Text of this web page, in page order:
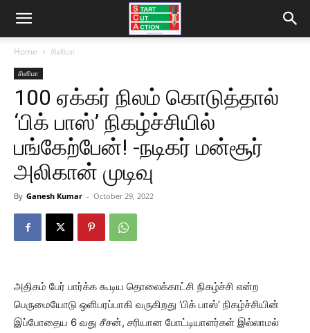
Home சினிமா
சினிமா
100 ஏக்கர் நிலம் கொடுத்தால்
‘பிக் பாஸ்’ நிகழ்ச்சியில்
பங்கேற்பேன்! -நடிகர் மன்சூர்
அலிகான் முடிவு
By Ganesh Kumar - October 29, 2022
அதிகம் பேர் பார்க்க கூடிய தொலைக்காட்சி நிகழ்ச்சி என்ற
பெருமையோடு ஒளிபரப்பாகி வருகிறது ‘பிக் பாஸ்’ நிகழ்ச்சியின்
இப்போதைய 6 வது சீசன், சரியான போட்டியாளர்கள் இல்லாமல்